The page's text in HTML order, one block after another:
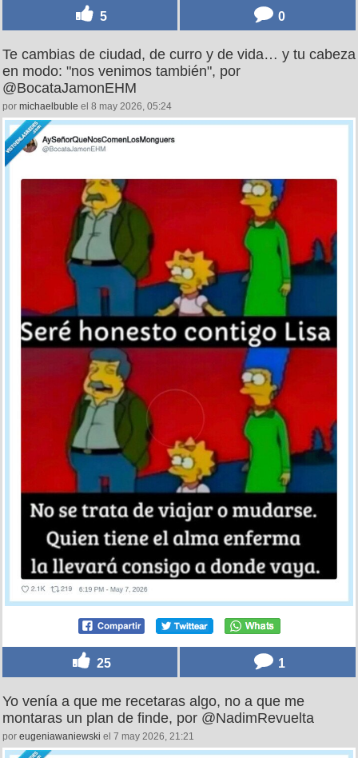
5 0
Te cambias de ciudad, de curro y de vida… y tu cabeza
en modo: "nos venimos también", por
@BocataJamonEHM
por michaelbuble el 8 may 2026, 05:24
25 1
Yo venía a que me recetaras algo, no a que me
montaras un plan de finde, por @NadimRevuelta
por eugeniawaniewski el 7 may 2026, 21:21